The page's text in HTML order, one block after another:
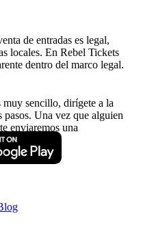
de entradas es legal,
locales. En Rebel Tickets
dentro del marco legal.
muy sencillo, dirígete a la
pasos. Una vez que alguien
enviaremos una
al pago.